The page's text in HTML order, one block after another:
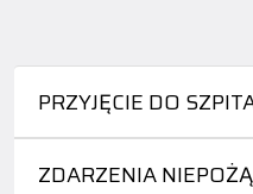
PRZYJĘCIE DO
ZDARZENIA